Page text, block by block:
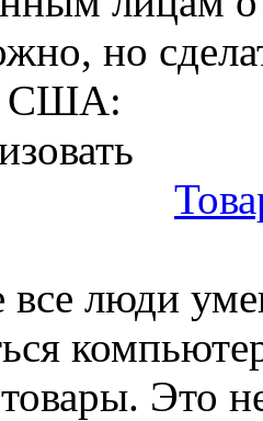
но
все люди
Это